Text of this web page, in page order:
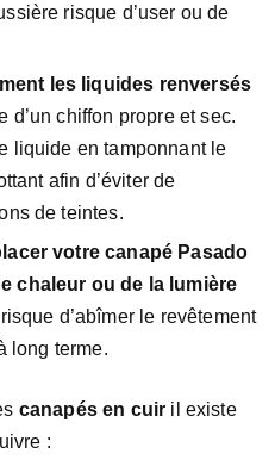
risque d’user ou de
les liquides renversés
d’un chiffon propre et sec.
liquide en tamponnant le
afin d’éviter de
de teintes.
votre canapé Pasado
chaleur ou de la lumière
d’abîmer le revêtement
long terme.
canapés en cuir il existe
: